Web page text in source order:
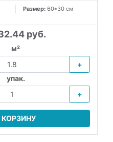
Размер: 60*30 см
руб.
м²
+
упак.
+
КОРЗИНУ